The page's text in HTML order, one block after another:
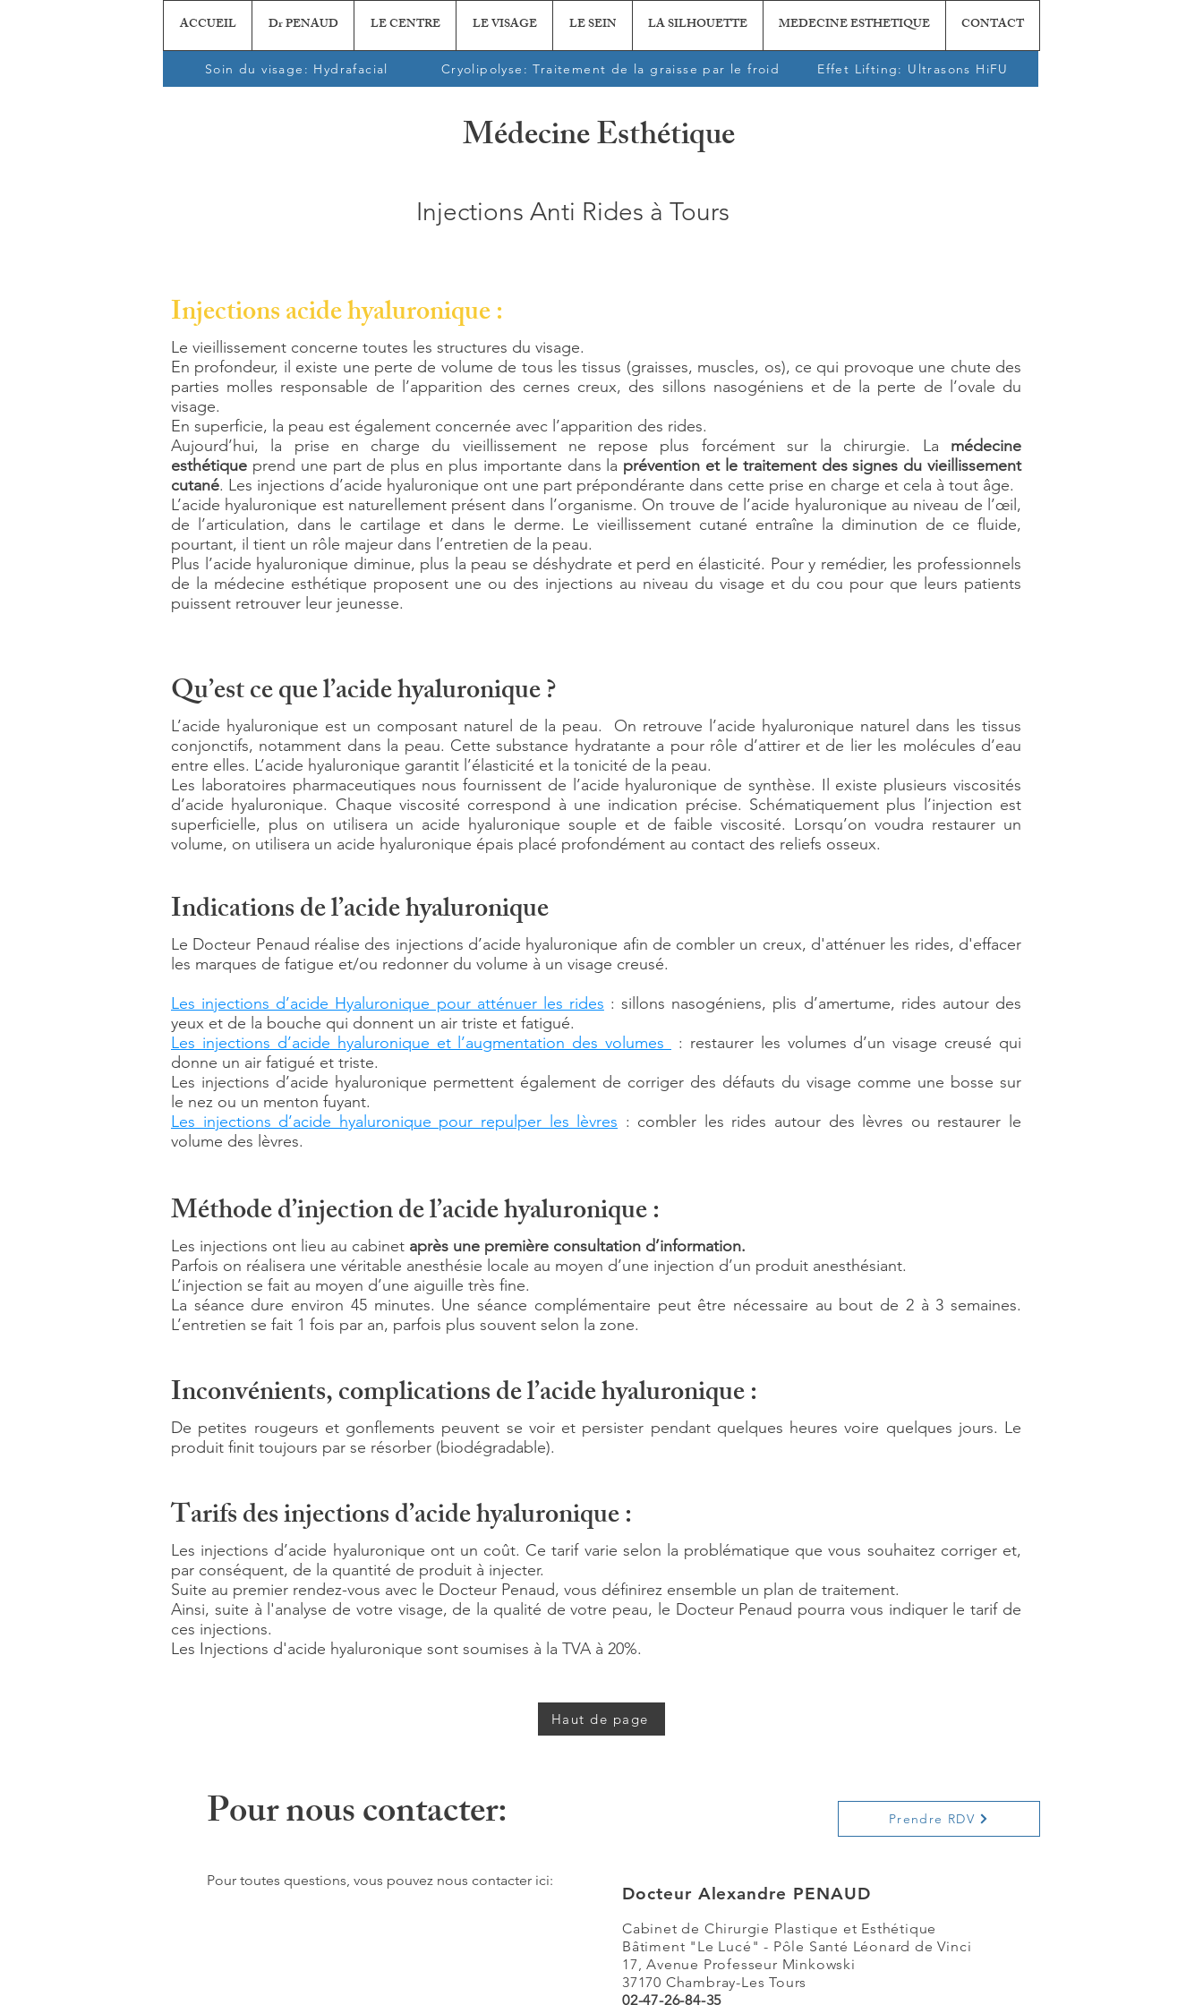
ACCUEIL Dr PENAUD LE CENTRE LE VISAGE LE SEIN LA SILHOUETTE MEDECINE ESTHETIQUE CONTACT
Soin du visage: Hydrafacial Cryolipolyse: Traitement de la graisse par le froid Effet Lifting: Ultrasons HiFU
Médecine Esthétique
Injections Anti Rides à Tours
Injections acide hyaluronique :
Le vieillissement concerne toutes les structures du visage.
En profondeur, il existe une perte de volume de tous les tissus (graisses, muscles, os), ce qui provoque une chute des
parties molles responsable de l’apparition des cernes creux, des sillons nasogéniens et de la perte de l’ovale du
visage.
En superficie, la peau est également concernée avec l’apparition des rides.
Aujourd’hui, la prise en charge du vieillissement ne repose plus forcément sur la chirurgie. La médecine
esthétique prend une part de plus en plus importante dans la prévention et le traitement des signes du vieillissement
cutané. Les injections d’acide hyaluronique ont une part prépondérante dans cette prise en charge et cela à tout âge.
L’acide hyaluronique est naturellement présent dans l’organisme. On trouve de l’acide hyaluronique au niveau de l’œil,
de l’articulation, dans le cartilage et dans le derme. Le vieillissement cutané entraîne la diminution de ce fluide,
pourtant, il tient un rôle majeur dans l’entretien de la peau.
Plus l’acide hyaluronique diminue, plus la peau se déshydrate et perd en élasticité. Pour y remédier, les professionnels
de la médecine esthétique proposent une ou des injections au niveau du visage et du cou pour que leurs patients
puissent retrouver leur jeunesse.
Qu’est ce que l’acide hyaluronique ?
L’acide hyaluronique est un composant naturel de la peau. On retrouve l’acide hyaluronique naturel dans les tissus
conjonctifs, notamment dans la peau. Cette substance hydratante a pour rôle d’attirer et de lier les molécules d’eau
entre elles. L’acide hyaluronique garantit l’élasticité et la tonicité de la peau.
Les laboratoires pharmaceutiques nous fournissent de l’acide hyaluronique de synthèse. Il existe plusieurs viscosités
d’acide hyaluronique. Chaque viscosité correspond à une indication précise. Schématiquement plus l’injection est
superficielle, plus on utilisera un acide hyaluronique souple et de faible viscosité. Lorsqu’on voudra restaurer un
volume, on utilisera un acide hyaluronique épais placé profondément au contact des reliefs osseux.
Indications de l’acide hyaluronique
Le Docteur Penaud réalise des injections d’acide hyaluronique afin de combler un creux, d'atténuer les rides, d'effacer
les marques de fatigue et/ou redonner du volume à un visage creusé.
Les injections d’acide Hyaluronique pour atténuer les rides : sillons nasogéniens, plis d’amertume, rides autour des
yeux et de la bouche qui donnent un air triste et fatigué.
Les injections d’acide hyaluronique et l’augmentation des volumes
: restaurer les volumes d’un visage creusé qui
donne un air fatigué et triste.
Les injections d’acide hyaluronique permettent également de corriger des défauts du visage comme une bosse sur
le nez ou un menton fuyant.
Les injections d’acide hyaluronique pour repulper les lèvres : combler les rides autour des lèvres ou restaurer le
volume des lèvres.
Méthode d’injection de l’acide hyaluronique :
Les injections ont lieu au cabinet après une première consultation d’information.
Parfois on réalisera une véritable anesthésie locale au moyen d’une injection d’un produit anesthésiant.
L’injection se fait au moyen d’une aiguille très fine.
La séance dure environ 45 minutes. Une séance complémentaire peut être nécessaire au bout de 2 à 3 semaines.
L’entretien se fait 1 fois par an, parfois plus souvent selon la zone.
Inconvénients, complications de l’acide hyaluronique :
De petites rougeurs et gonflements peuvent se voir et persister pendant quelques heures voire quelques jours. Le
produit finit toujours par se résorber (biodégradable).
Tarifs des injections d’acide hyaluronique :
Les injections d’acide hyaluronique ont un coût. Ce tarif varie selon la problématique que vous souhaitez corriger et,
par conséquent, de la quantité de produit à injecter.
Suite au premier rendez-vous avec le Docteur Penaud, vous définirez ensemble un plan de traitement.
Ainsi, suite à l'analyse de votre visage, de la qualité de votre peau, le Docteur Penaud pourra vous indiquer le tarif de
ces injections.
Les Injections d'acide hyaluronique sont soumises à la TVA à 20%.
Haut de page
Pour nous contacter: Prendre RDV
Pour toutes questions, vous pouvez nous contacter ici:
Docteur Alexandre PENAUD
Cabinet de Chirurgie Plastique et Esthétique
Bâtiment "Le Lucé" - Pôle Santé Léonard de Vinci
17, Avenue Professeur Minkowski
37170 Chambray-Les Tours
02-47-26-84-35